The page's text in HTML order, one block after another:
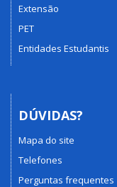
Extensão
PET
Entidades Estudantis
DÚVIDAS?
Mapa do site
Telefones
Perguntas frequentes